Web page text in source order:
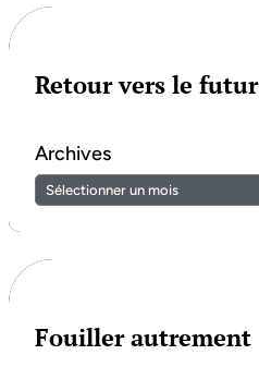
Retour vers le futur
Archives
Fouiller autrement